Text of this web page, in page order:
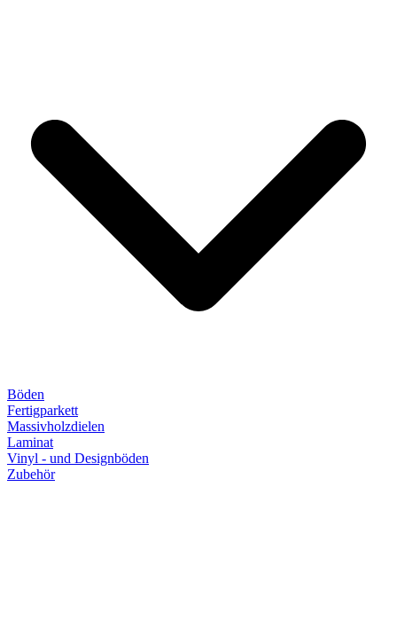
Böden
Fertigparkett
Massivholzdielen
Laminat
Vinyl - und Designböden
Zubehör